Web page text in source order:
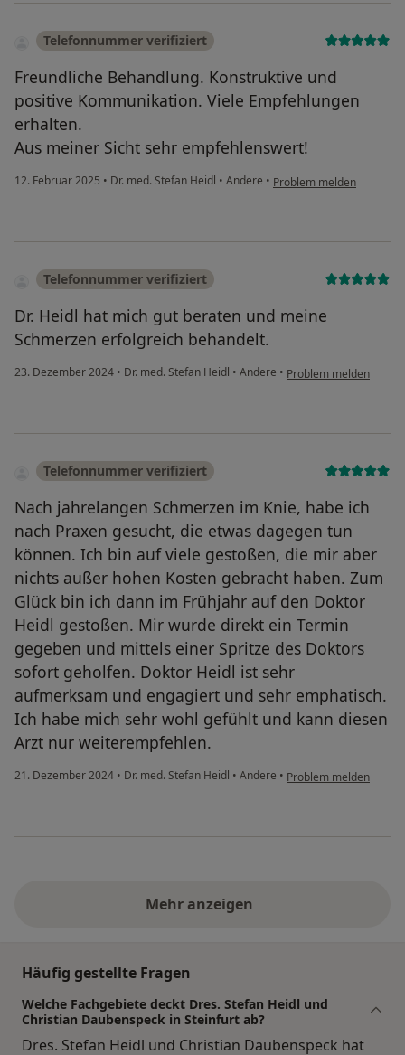
Telefonnummer verifiziert
Freundliche Behandlung. Konstruktive und
positive Kommunikation. Viele Empfehlungen
erhalten.
Aus meiner Sicht sehr empfehlenswert!
12. Februar 2025 • Dr. med. Stefan Heidl • Andere • Problem melden
Telefonnummer verifiziert
Dr. Heidl hat mich gut beraten und meine
Schmerzen erfolgreich behandelt.
23. Dezember 2024 • Dr. med. Stefan Heidl • Andere • Problem melden
Telefonnummer verifiziert
Nach jahrelangen Schmerzen im Knie, habe ich
nach Praxen gesucht, die etwas dagegen tun
können. Ich bin auf viele gestoßen, die mir aber
nichts außer hohen Kosten gebracht haben. Zum
Glück bin ich dann im Frühjahr auf den Doktor
Heidl gestoßen. Mir wurde direkt ein Termin
gegeben und mittels einer Spritze des Doktors
sofort geholfen. Doktor Heidl ist sehr
aufmerksam und engagiert und sehr emphatisch.
Ich habe mich sehr wohl gefühlt und kann diesen
Arzt nur weiterempfehlen.
21. Dezember 2024 • Dr. med. Stefan Heidl • Andere • Problem melden
Mehr anzeigen
Häufig gestellte Fragen
Welche Fachgebiete deckt Dres. Stefan Heidl und
Christian Daubenspeck in Steinfurt ab?
Dres. Stefan Heidl und Christian Daubenspeck hat